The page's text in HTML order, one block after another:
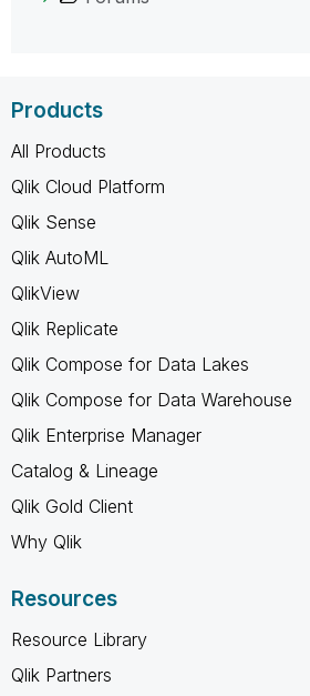
Products
All Products
Qlik Cloud Platform
Qlik Sense
Qlik AutoML
QlikView
Qlik Replicate
Qlik Compose for Data Lakes
Qlik Compose for Data Warehouse
Qlik Enterprise Manager
Catalog & Lineage
Qlik Gold Client
Why Qlik
Resources
Resource Library
Qlik Partners